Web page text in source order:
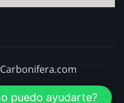
puedo ayudarte?